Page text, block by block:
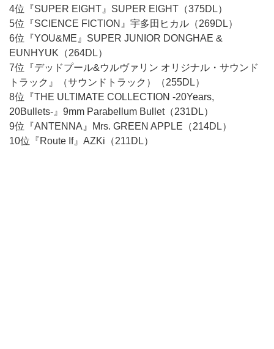
4位『SUPER EIGHT』SUPER EIGHT（375DL）
5位『SCIENCE FICTION』宇多田ヒカル（269DL）
6位『YOU&ME』SUPER JUNIOR DONGHAE &
EUNHYUK（264DL）
7位『デッドプール&ウルヴァリン オリジナル・サウンド
トラック』（サウンドトラック）（255DL）
8位『THE ULTIMATE COLLECTION -20Years,
20Bullets-』9mm Parabellum Bullet（231DL）
9位『ANTENNA』Mrs. GREEN APPLE（214DL）
10位『Route If』AZKi（211DL）